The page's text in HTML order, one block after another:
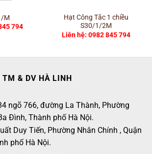
M
794
Hạt Công Tắc 1 chiều
S30/1/2M
Liên hệ: 0982 845 794
TM & DV HÀ LINH
ngõ 766, đường La Thành, Phường
Đình, Thành phố Hà Nội.
Duy Tiến, Phường Nhân Chính , Quận
phố Hà Nội.